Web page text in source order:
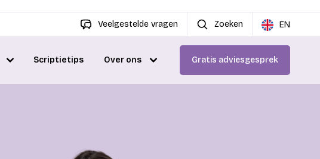
Veelgestelde vragen Zoeken EN
Scriptietips Over ons Gratis adviesgesprek